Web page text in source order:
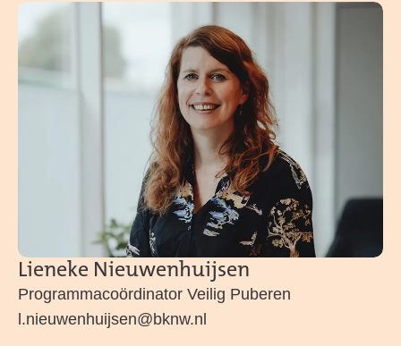
Lieneke Nieuwenhuijsen
Programmacoördinator Veilig Puberen
l.nieuwenhuijsen@bknw.nl